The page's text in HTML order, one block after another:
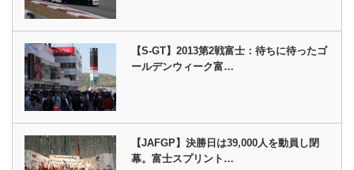
【S-GT】2013第2戦富士：待ちに待ったゴ
ールデンウィーク富…
【JAFGP】決勝日は39,000人を動員し閉
幕。富士スプリント…